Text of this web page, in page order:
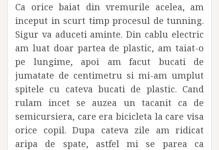
Ca orice baiat din vremurile acelea, am
inceput in scurt timp procesul de tunning.
Sigur va aduceti aminte. Din cablu electric
am luat doar partea de plastic, am taiat-o
pe lungime, apoi am facut bucati de
jumatate de centimetru si mi-am umplut
spitele cu cateva bucati de plastic. Cand
rulam incet se auzea un tacanit ca de
semicursiera, care era bicicleta la care visa
orice copil. Dupa cateva zile am ridicat
aripa de spate, astfel mi se parea ca